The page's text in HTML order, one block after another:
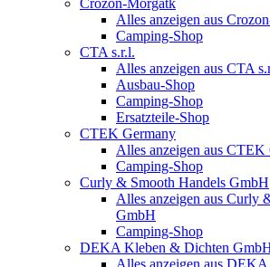
Crozon-Morgatk
Alles anzeigen aus
Camping-Shop
CTA s.r.l.
Alles anzeigen aus CTA
Ausbau-Shop
Camping-Shop
Ersatzteile-Shop
CTEK Germany
Alles anzeigen aus CTEK
Camping-Shop
Curly & Smooth Handels GmbH
Alles anzeigen aus Curly
GmbH
Camping-Shop
DEKA Kleben & Dichten
Alles anzeigen aus